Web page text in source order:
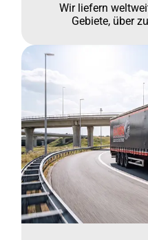
Wir liefern
Gebiete, über